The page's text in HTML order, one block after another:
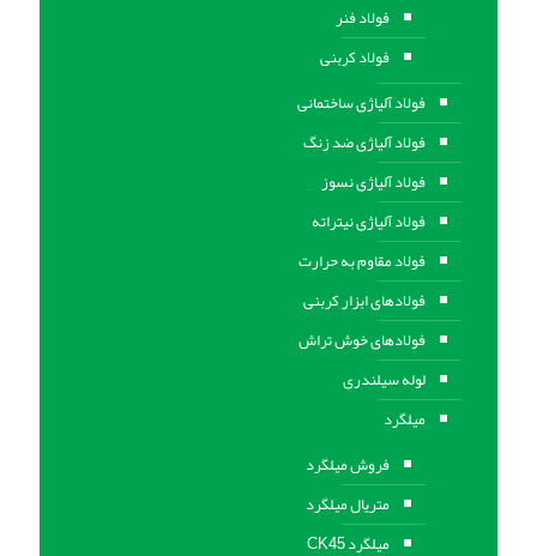
فولاد فنر
فولاد کربنی
فولاد آلیاژی ساختمانی
فولاد آلیاژی ضد زنگ
فولاد آلیاژی نسوز
فولاد آلیاژی نیتراته
فولاد مقاوم به حرارت
فولادهای ابزار کربنی
فولادهای خوش تراش
لوله سیلندری
میلگرد
فروش میلگرد
متریال میلگرد
میلگرد CK45